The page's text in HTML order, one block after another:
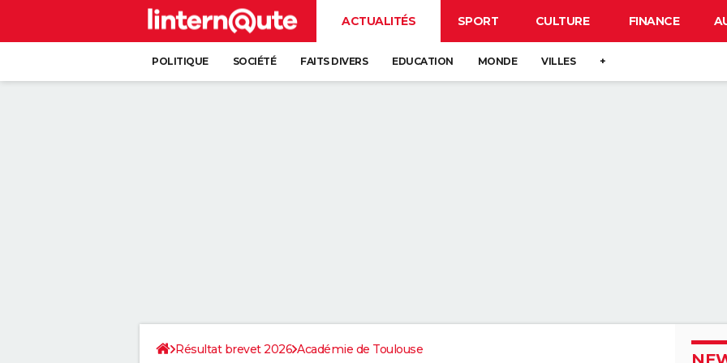
ACTUALITÉS SPORT CULTURE FINANCE
POLITIQUE SOCIÉTÉ FAITS DIVERS EDUCATION MONDE VILLES +
Résultat brevet 2026 Académie de Toulouse